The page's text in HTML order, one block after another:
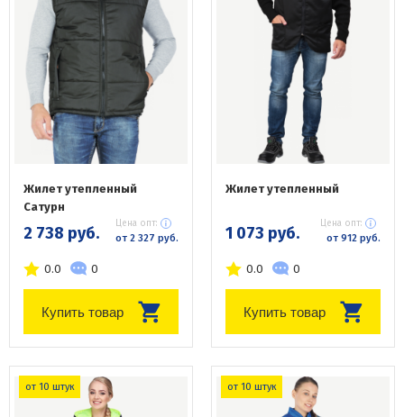
Жилет утепленный
Сатурн
2 738 руб. Цена опт:
от 2 327 руб.
0.0 0
Купить товар
Жилет утепленный
1 073 руб. Цена опт:
от 912 руб.
0.0 0
Купить товар
от 10 штук от 10 штук